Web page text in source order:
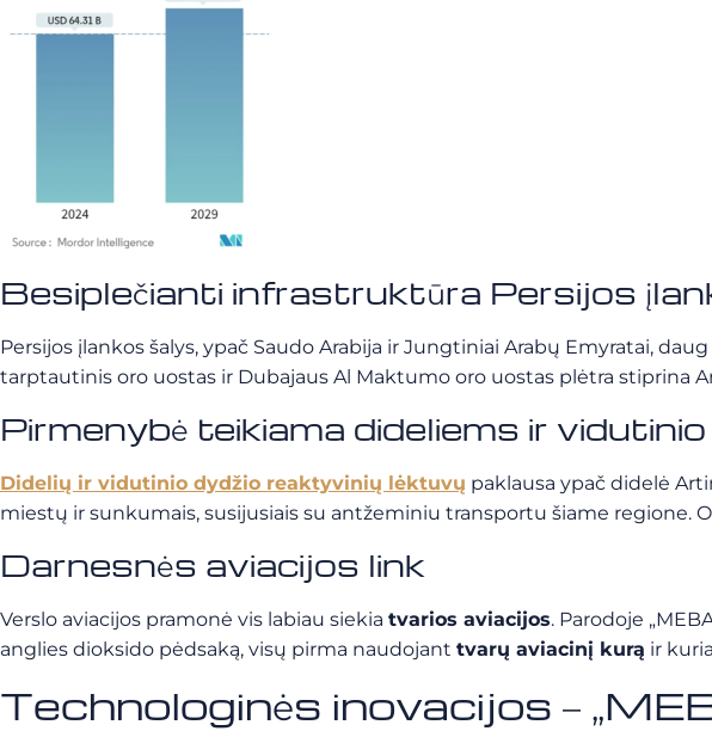
Besiplečianti infrastruktūra Persijos
Persijos įlankos šalys, ypač Saudo Arabija ir Jungtiniai Arabų Emyratai,
tarptautinis oro uostas ir Dubajaus Al Maktumo oro uostas plėtra stiprina
Pirmenybė teikiama dideliems ir
Didelių ir vidutinio dydžio reaktyvinių lėktuvų paklausa ypač didelė
miestų ir sunkumais, susijusiais su antžeminiu transportu šiame
Darnesnės aviacijos link
Verslo aviacijos pramonė vis labiau siekia tvarios aviacijos. Parodoje
anglies dioksido pėdsaką, visų pirma naudojant tvarų aviacinį kurą ir
Technologinės inovacijos –